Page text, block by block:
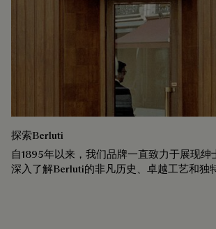
探索Berluti
自1895年以来，我们品牌一直致力于展现绅
深入了解Berluti的非凡历史、卓越工艺和独